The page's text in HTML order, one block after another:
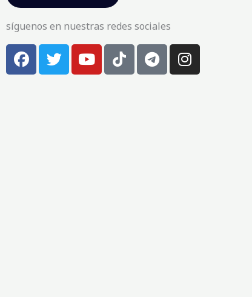
síguenos en nuestras redes sociales
F
a
c
T
w
i
Y
o
u
T
i
k
T
e
l
I
n
s